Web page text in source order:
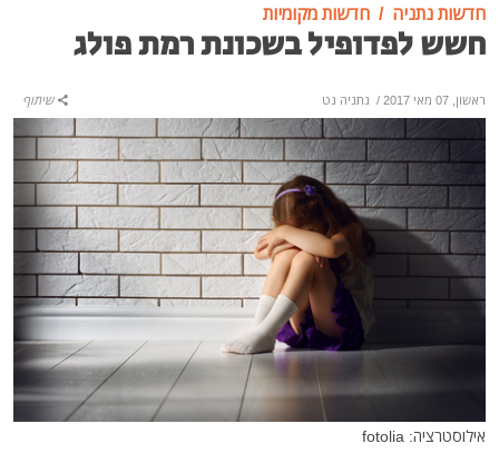
חדשות נתניה חדשות מקומיות
חשש לפדופיל בשכונת רמת פולג
ראשון, 07 מאי 2017 / נתניה נט שיתוף
אילוסטרציה: fotolia